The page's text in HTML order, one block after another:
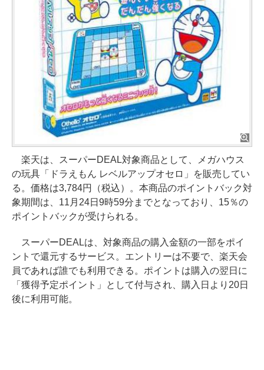
楽天は、スーパーDEAL対象商品として、メガハウス
の玩具「ドラえもん レベルアップオセロ」を販売してい
る。価格は3,784円（税込）。本商品のポイントバック対
象期間は、11月24日9時59分までとなっており、15％の
ポイントバックが受けられる。
スーパーDEALは、対象商品の購入金額の一部をポイ
ントで還元するサービス。エントリーは不要で、楽天会
員であれば誰でも利用できる。ポイントは購入の翌日に
「獲得予定ポイント」として付与され、購入日より20日
後に利用可能。